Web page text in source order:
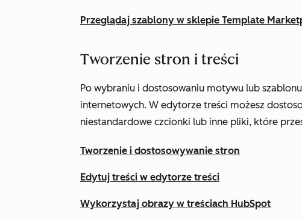
Przeglądaj szablony w sklepie Template
Tworzenie stron i treści
Po wybraniu i dostosowaniu motywu lub
internetowych. W edytorze treści możesz
niestandardowe czcionki lub inne pliki, które
Tworzenie i dostosowywanie stron
Edytuj treści w edytorze treści
Wykorzystaj obrazy w treściach HubSpot